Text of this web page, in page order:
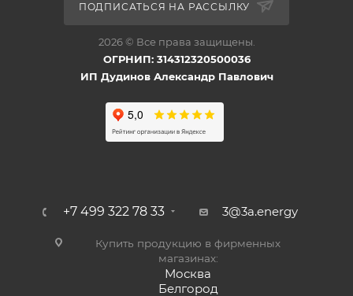
ПОДПИСАТЬСЯ НА РАССЫЛКУ
2026 © Все права защищены.
ОГРНИП: 314312320500036
ИП Дудинов Александр Павлович
+7 499 322 78 33 3@3a.energy
Купить продукцию в фирменных
магазинах:
Москва
Белгород